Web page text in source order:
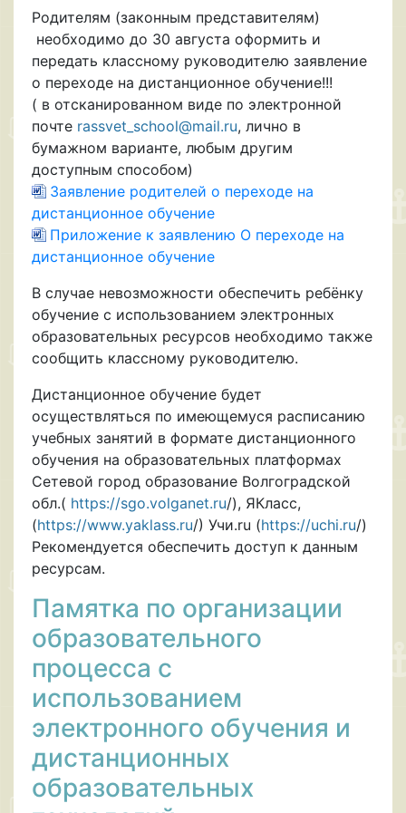
Родителям (законным представителям)
необходимо до 30 августа оформить и
передать классному руководителю заявление
о переходе на дистанционное обучение!!!
( в отсканированном виде по электронной
почте rassvet_school@mail.ru, лично в
бумажном варианте, любым другим
доступным способом)
Заявление родителей о переходе на
дистанционное обучение
Приложение к заявлению О переходе на
дистанционное обучение
В случае невозможности обеспечить ребёнку
обучение с использованием электронных
образовательных ресурсов необходимо также
сообщить классному руководителю.
Дистанционное обучение будет
осуществляться по имеющемуся расписанию
учебных занятий в формате дистанционного
обучения на образовательных платформах
Сетевой город образование Волгоградской
обл.( https://sgo.volganet.ru/), ЯКласс,
(https://www.yaklass.ru/) Учи.ru (https://uchi.ru/)
Рекомендуется обеспечить доступ к данным
ресурсам.
Памятка по организации
образовательного
процесса с
использованием
электронного обучения и
дистанционных
образовательных